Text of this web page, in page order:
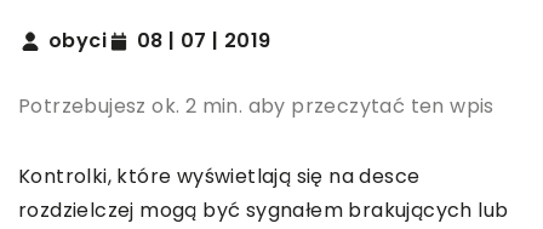
obyci 08 | 07 | 2019
Potrzebujesz ok. 2 min. aby przeczytać ten wpis
Kontrolki, które wyświetlają się na desce
rozdzielczej mogą być sygnałem brakujących lub